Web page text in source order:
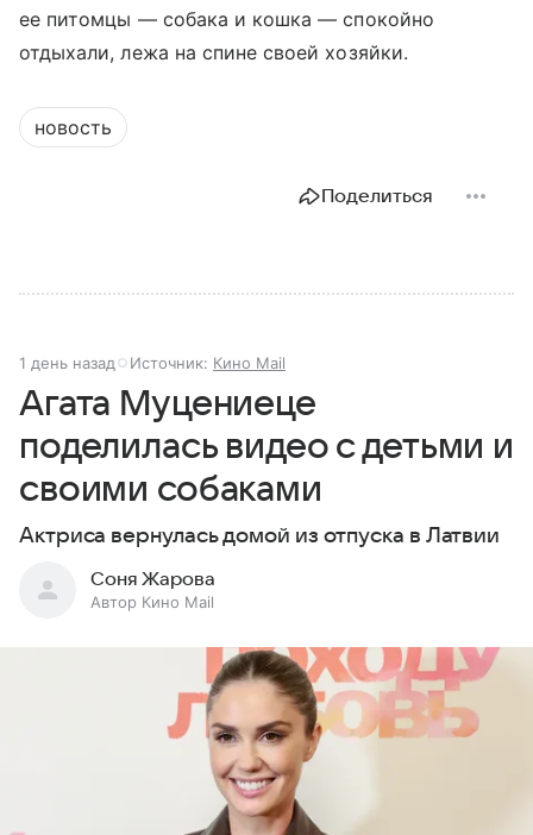
ее питомцы — собака и кошка — спокойно
отдыхали, лежа на спине своей хозяйки.
новость
Поделиться
1 день назад Источник: Кино Mail
Агата Муцениеце
поделилась видео с детьми и
своими собаками
Актриса вернулась домой из отпуска в Латвии
Соня Жарова
Автор Кино Mail